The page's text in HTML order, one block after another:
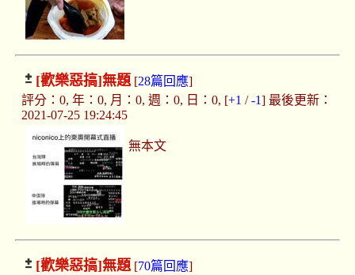
[歡樂惡搞]無題[28篇回應]
評分：0, 年：0, 月：0, 週：0, 日：0, [+1 /-1] 最後更新：
2021-07-25 19:24:45
無本文
[歡樂惡搞]無題[70篇回應]